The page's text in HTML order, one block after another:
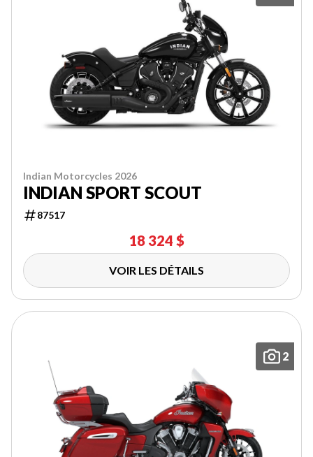
Indian Motorcycles 2026
INDIAN SPORT SCOUT
87517
18 324 $
VOIR LES DÉTAILS
2